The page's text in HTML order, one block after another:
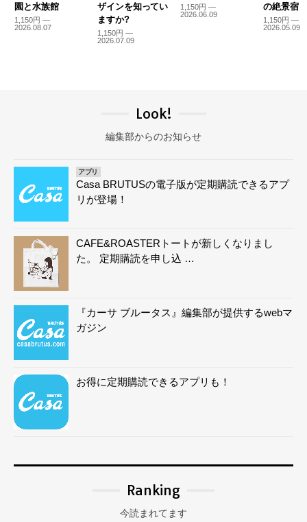
園と水族館
1,150円 —
2026.08.07
ザインを知ってい
ますか?
1,150円 —
2026.07.09
1,150円 —
2026.06.09
の絶景宿
1,150円 —
2026.05.09
Look!
編集部からのお知らせ
アプリ
Casa BRUTUSの電子版が定期購読できるアプ
リが登場！
CAFE&ROASTERトートが新しくなりまし
た。 定期購読を申し込 …
『カーサ ブルータス』編集部が提供するwebマ
ガジン
お得に定期購読できるアプリも！
Ranking
今読まれてます